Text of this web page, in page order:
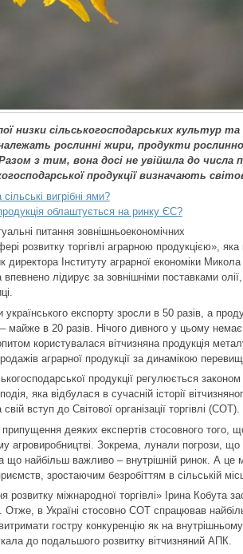
низки сільськогосподарських культур
рослинні жири, продукти
з тим, вона досі не увійшла до числа
продукції визначають
вигрібні ями?
облаштується на ринку ЄС?
питання зовнішньоекономічних
розвитку торгівлі аграрною продукцією»,
директора Інституту аграрної економіки
лідирує за зовнішніми поставками
експорту зросли в 50 разів, а
майже в 20 разів. Нічого дивного у цьому
користувалася вітчизняна продукція
аграрної продукції за динамікою
продукції регулюється
яка відбулася в сучасній історії
вступ до Світової організації торгівлі (СОТ).
припущення деяких експертів стосовного
агровиробництві. Зокрема, лунали погрози, що
що найбільш важливо – внутрішній ринок. А це
зростаючим безробіттям в сільській
міжнародної торгівлі» Ірина Кобута
Отже, в Україні стосовно СОТ спрацював
гостру конкуренцію як на
до подальшого розвитку вітчизняний АПК.